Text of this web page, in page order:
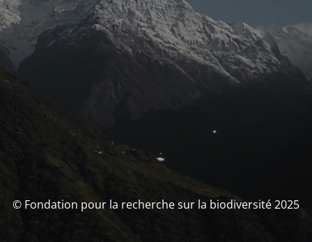
© Fondation pour la recherche sur la biodiversité 2025